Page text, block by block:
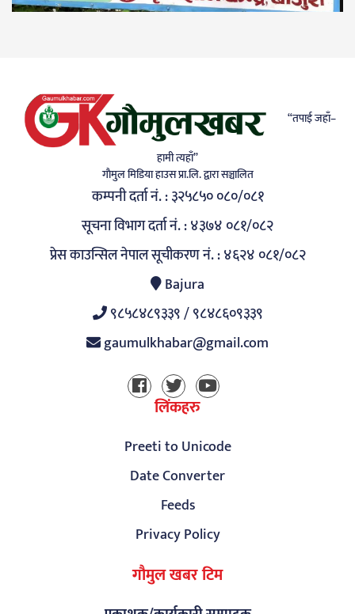
“तपाई जहाँ–
हामी त्यहाँ”
गाैमुल मिडिया हाउस प्रा.लि. द्वारा सञ्चालित
कम्पनी दर्ता नं. : ३२५८५० ०८०/०८१
सूचना विभाग दर्ता नं. : ४३७४ ०८१/०८२
प्रेस काउन्सिल नेपाल सूचीकरण नं. : ४६२४ ०८१/०८२
Bajura
९८५८४८९३३९ / ९८४८६०९३३९
gaumulkhabar@gmail.com
लिंकहरु
Preeti to Unicode
Date Converter
Feeds
Privacy Policy
गौमुल खबर टिम